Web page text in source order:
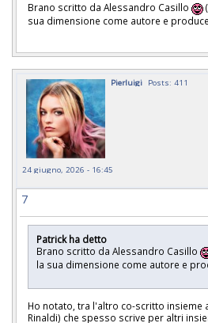
Brano scritto da Alessandro Casillo
sua dimensione come autore e
Pierluigi Posts: 411
24 giugno, 2026 - 16:45
7
Patrick ha detto
Brano scritto da Alessandro Casillo
la sua dimensione come autore e
Ho notato, tra l'altro co-scritto insieme
Rinaldi) che spesso scrive per altri